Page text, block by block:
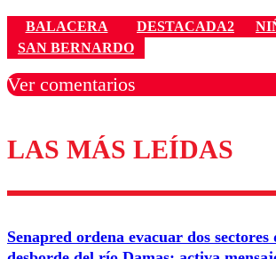
BALACERA DESTACADA2
SAN BERNARDO
Ver comentarios
Los comentarios son moderados para
diálogo respetuoso.
Nombre
Correo
LAS MÁS LEÍDAS
Senapred ordena evacuar dos